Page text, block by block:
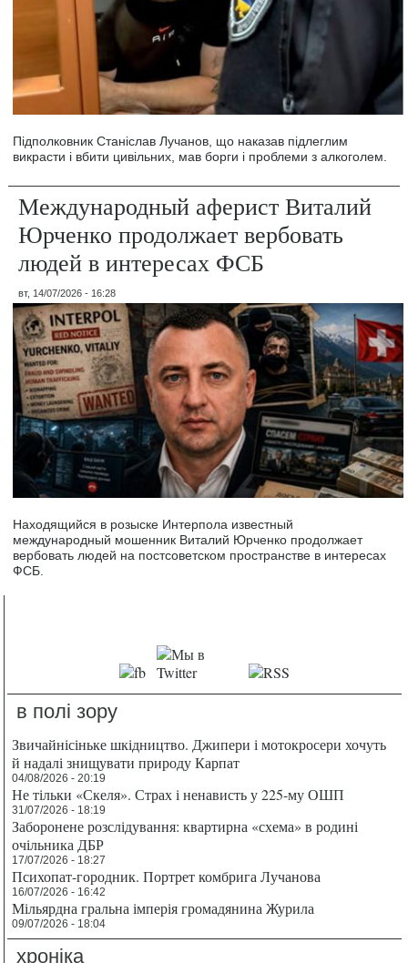
Підполковник Станіслав Лучанов, що наказав підлеглим
викрасти і вбити цивільних, мав борги і проблеми з алкоголем.
Международный аферист Виталий
Юрченко продолжает вербовать
людей в интересах ФСБ
вт, 14/07/2026 - 16:28
Находящийся в розыске Интерпола известный
международный мошенник Виталий Юрченко продолжает
вербовать людей на постсоветском пространстве в интересах
ФСБ.
в полі зору
Звичайнісіньке шкідництво. Джипери і мотокросери хочуть
й надалі знищувати природу Карпат
04/08/2026 - 20:19
Не тільки «Скеля». Страх і ненависть у 225-му ОШП
31/07/2026 - 18:19
Заборонене розслідування: квартирна «схема» в родині
очільника ДБР
17/07/2026 - 18:27
Психопат-городник. Портрет комбрига Лучанова
16/07/2026 - 16:42
Мільярдна гральна імперія громадянина Журила
09/07/2026 - 18:04
хроніка